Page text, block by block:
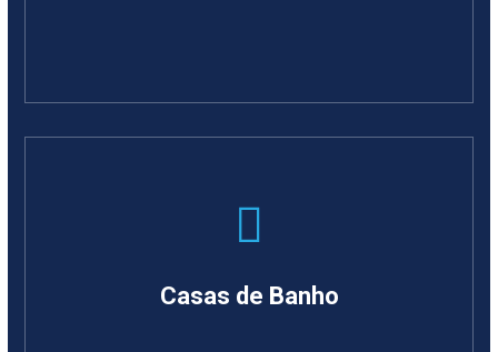
Casas de Banho